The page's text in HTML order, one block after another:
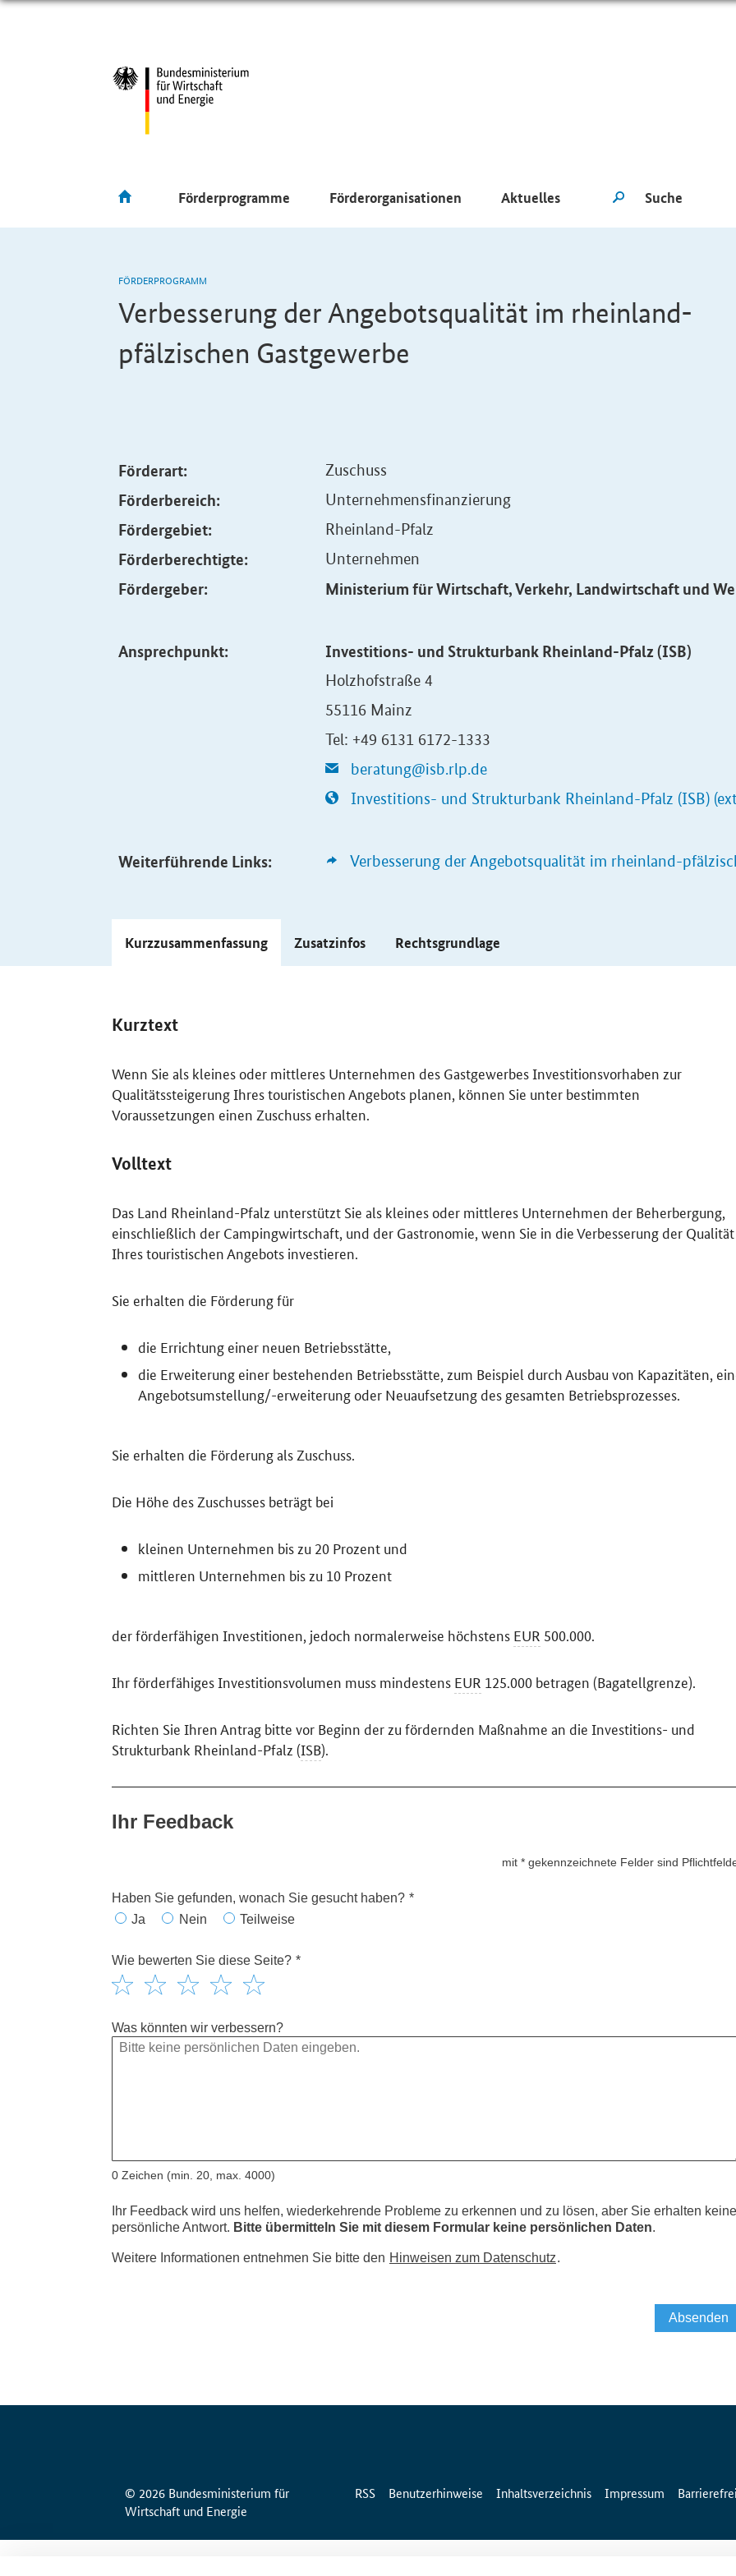
Förderprogramme Förderorganisationen Aktuelles
FÖRDERPROGRAMM
Verbesserung der Angebotsqualität im rheinland-
pfälzischen Gastgewerbe
Förderart: Zuschuss
Förderbereich: Unternehmensfinanzierung
Fördergebiet: Rheinland-Pfalz
Förderberechtigte: Unternehmen
Fördergeber: Ministerium für Wirtschaft, Verkehr, Landwirtschaft und
Ansprechpunkt: Investitions- und Strukturbank Rheinland-Pfalz (ISB)
Holzhofstraße 4
55116 Mainz
Tel: +49 6131 6172-1333
beratung@isb.rlp.de
Investitions- und Strukturbank Rheinland-Pfalz (ISB)
Weiterführende Links: Verbesserung der Angebotsqualität im rheinland-
Kurzzusammenfassung Zusatzinfos Rechtsgrundlage
Kurztext
Wenn Sie als kleines oder mittleres Unternehmen des Gastgewerbes Investitionsvorhaben zur
Qualitätssteigerung Ihres touristischen Angebots planen, können Sie unter bestimmten
Voraussetzungen einen Zuschuss erhalten.
Volltext
Das Land Rheinland-Pfalz unterstützt Sie als kleines oder mittleres Unternehmen der Beherbergung,
einschließlich der Campingwirtschaft, und der Gastronomie, wenn Sie in die Verbesserung der Qualität
Ihres touristischen Angebots investieren.
Sie erhalten die Förderung für
die Errichtung einer neuen Betriebsstätte,
die Erweiterung einer bestehenden Betriebsstätte, zum Beispiel durch Ausbau von Kapazitäten,
Angebotsumstellung/-erweiterung oder Neuaufsetzung des gesamten Betriebsprozesses.
Sie erhalten die Förderung als Zuschuss.
Die Höhe des Zuschusses beträgt bei
kleinen Unternehmen bis zu 20 Prozent und
mittleren Unternehmen bis zu 10 Prozent
der förderfähigen Investitionen, jedoch normalerweise höchstens EUR 500.000.
Ihr förderfähiges Investitionsvolumen muss mindestens EUR 125.000 betragen (Bagatellgrenze).
Richten Sie Ihren Antrag bitte vor Beginn der zu fördernden Maßnahme an die Investitions- und
Strukturbank Rheinland-Pfalz (ISB).
© 2026 Bundesministerium für
Wirtschaft und Energie
RSS Benutzerhinweise Inhaltsverzeichnis Impressum